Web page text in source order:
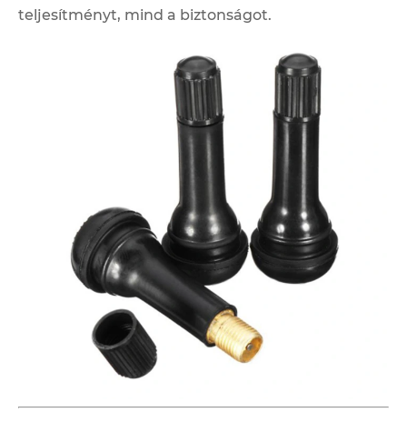
teljesítményt, mind a biztonságot.